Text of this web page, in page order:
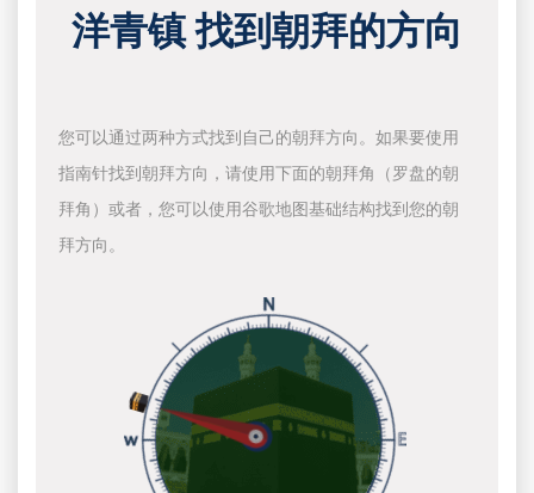
洋青镇 找到朝拜的方向
您可以通过两种方式找到自己的朝拜方向。如果要使用
指南针找到朝拜方向，请使用下面的朝拜角（罗盘的朝
拜角）或者，您可以使用谷歌地图基础结构找到您的朝
拜方向。